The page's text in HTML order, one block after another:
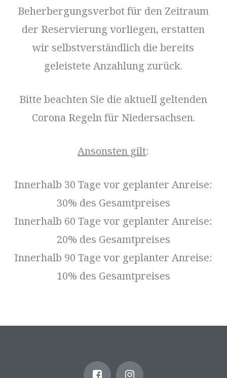
Beherbergungsverbot für den Zeitraum
der Reservierung vorliegen, erstatten
wir selbstverständlich die bereits
geleistete Anzahlung zurück.
Bitte beachten Sie die aktuell geltenden
Corona Regeln für Niedersachsen.
Ansonsten gilt:
Innerhalb 30 Tage vor geplanter Anreise:
30% des Gesamtpreises
Innerhalb 60 Tage vor geplanter Anreise:
20% des Gesamtpreises
Innerhalb 90 Tage vor geplanter Anreise:
10% des Gesamtpreises